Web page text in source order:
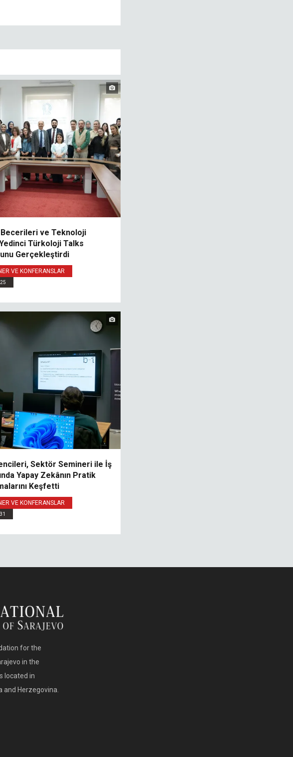
Becerileri ve Teknoloji
Türkoloji Talks
Gerçekleştirdi
VE KONFERANSLAR
Sektör Semineri ile İş
Yapay Zekânın Pratik
Keşfetti
VE KONFERANSLAR
for the
in the
located in
and Herzegovina.